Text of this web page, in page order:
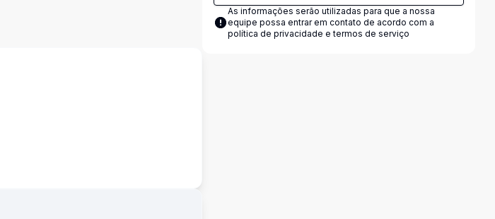
As informações serão utilizadas para que a nossa
equipe possa entrar em contato de acordo com a
política de privacidade e termos de serviço